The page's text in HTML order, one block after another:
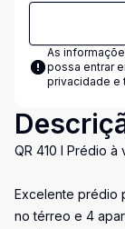
As
possa entrar
privacidade e
QR 410 I Prédio à
Excelente prédio
no térreo e 4